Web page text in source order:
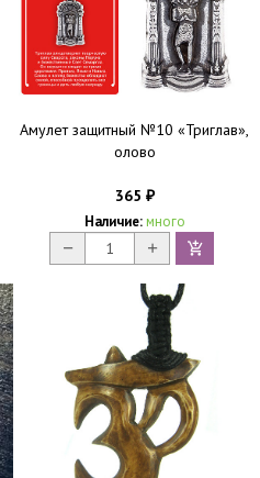
Амулет защитный №10 «Триглав»,
олово
365 ₽
Наличие: много